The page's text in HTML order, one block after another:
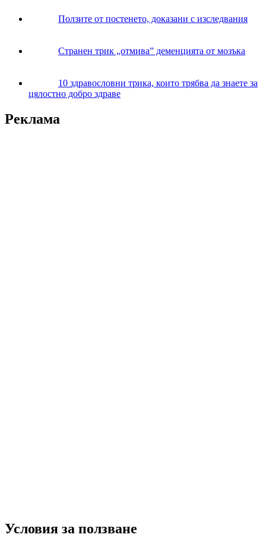
Ползите от постенето, доказани с изследвания
Странен трик „отмива” деменцията от мозъка
10 здравословни трика, които трябва да знаете за
цялостно добро здраве
Реклама
Условия за ползване